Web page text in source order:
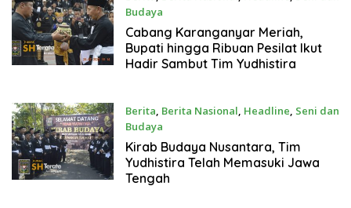
Budaya
25 Juli 2022
Cabang Karanganyar Meriah,
Bupati hingga Ribuan Pesilat Ikut
Hadir Sambut Tim Yudhistira
Berita, Berita Nasional, Headline, Seni dan
Budaya
24 Juli 2022
Kirab Budaya Nusantara, Tim
Yudhistira Telah Memasuki Jawa
Tengah